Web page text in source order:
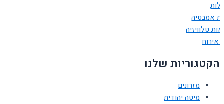
אמבטיה
טלוויזיה
אירוח
הקטגוריות שלנו
מזרונים
מיטה יהודית